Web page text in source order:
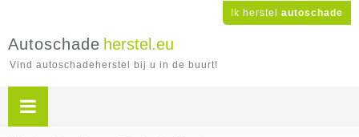
Ik herstel autoschade
Autoschade herstel.eu
Vind autoschadeherstel bij u in de buurt!